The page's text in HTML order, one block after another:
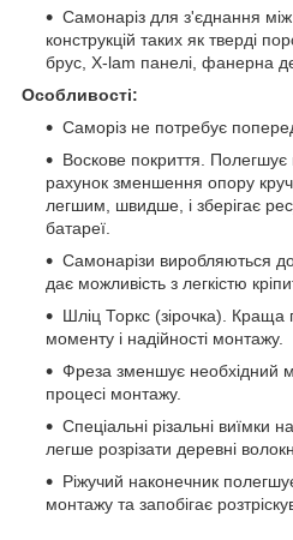
Самонаріз для з'єднання
конструкцій таких як тверді
брус, X-lam панелі, фанерна
Особливості:
Саморіз не потребує
Воскове покриття.
рахунок зменшення опору
легшим, швидше, і зберігає
батареї.
Самонарізи виробляються
дає можливість з легкістю
Шліц Торкс (зірочка). Краща
моменту і надійності монтажу.
Фреза зменшує необхідний
процесі монтажу.
Спеціальні різальні виїмки
легше розрізати деревні
Ріжучий наконечник
монтажу та запобігає